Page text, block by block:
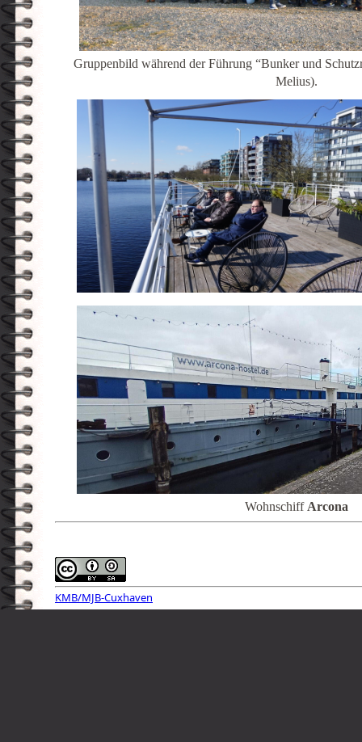
Gruppenbild während der Führung “Bunker und
Melius).
Wohnschiff Arcona
KMB/MJB-Cuxhaven